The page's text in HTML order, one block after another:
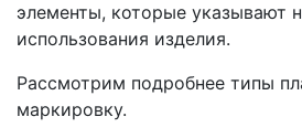
элементы, которые указывают
использования изделия.
Рассмотрим подробнее типы
маркировку.